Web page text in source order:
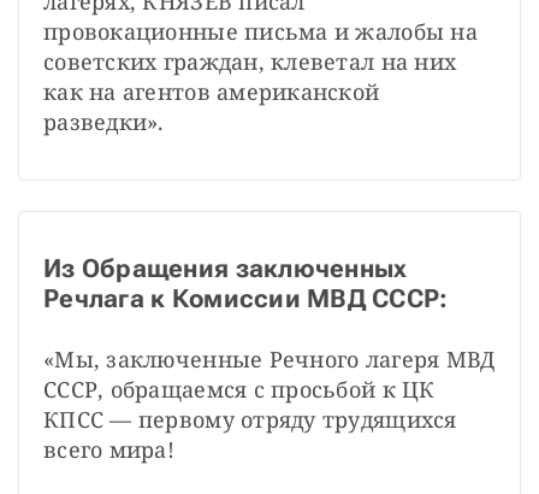
провокационные письма и жалобы на
советских граждан, клеветал на них
как на агентов американской
разведки».
Из Обращения заключенных
Речлага к Комиссии МВД СССР:
«Мы, заключенные Речного лагеря МВД
СССР, обращаемся с просьбой к ЦК
КПСС — первому отряду трудящихся
всего мира!